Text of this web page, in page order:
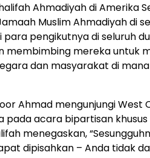
Ahmadiyah di Amerika
Muslim Ahmadiyah di
pengikutnya di seluruh
membimbing mereka untuk
dan masyarakat di mana
Ahmad mengunjungi West
acara bipartisan khusus
menegaskan,
dipisahkan – Anda tidak